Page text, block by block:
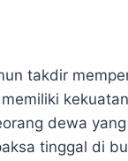
takdir
dewa
tinggal di